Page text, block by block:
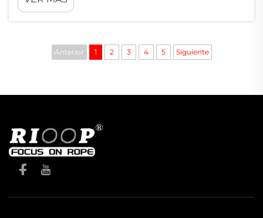
situaciones diferentes porque tiene una larga
pudre. Está disponible en muchos colores y
tamaños, por lo que...
Anterior 1 2 3 4 5 Siguiente